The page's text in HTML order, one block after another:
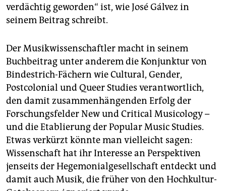
verdächtig geworden“ ist, wie José Gálvez in
seinem Beitrag schreibt.
Der Musikwissenschaftler macht in seinem
Buchbeitrag unter anderem die Konjunktur von
Bindestrich-Fächern wie Cultural, Gender,
Postcolonial und Queer Studies verantwortlich,
den damit zusammenhängenden Erfolg der
Forschungsfelder New und Critical Musicology –
und die Etablierung der Popular Music Studies.
Etwas verkürzt könnte man vielleicht sagen:
Wissenschaft hat ihr Interesse an Perspektiven
jenseits der Hegemonialgesellschaft entdeckt und
damit auch Musik, die früher von den Hochkultur-